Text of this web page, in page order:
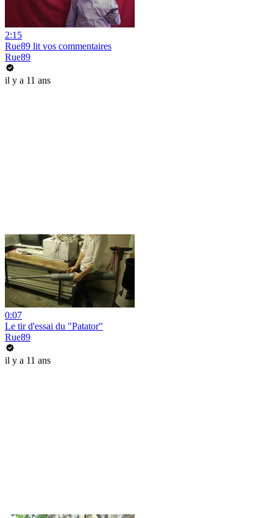
2:15
Rue89 lit vos commentaires
Rue89
il y a 11 ans
0:07
Le tir d'essai du "Patator"
Rue89
il y a 11 ans